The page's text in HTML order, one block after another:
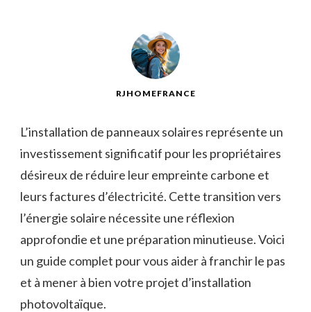
RJHOMEFRANCE
L’installation de panneaux solaires représente un
investissement significatif pour les propriétaires
désireux de réduire leur empreinte carbone et
leurs factures d’électricité. Cette transition vers
l’énergie solaire nécessite une réflexion
approfondie et une préparation minutieuse. Voici
un guide complet pour vous aider à franchir le pas
et à mener à bien votre projet d’installation
photovoltaïque.